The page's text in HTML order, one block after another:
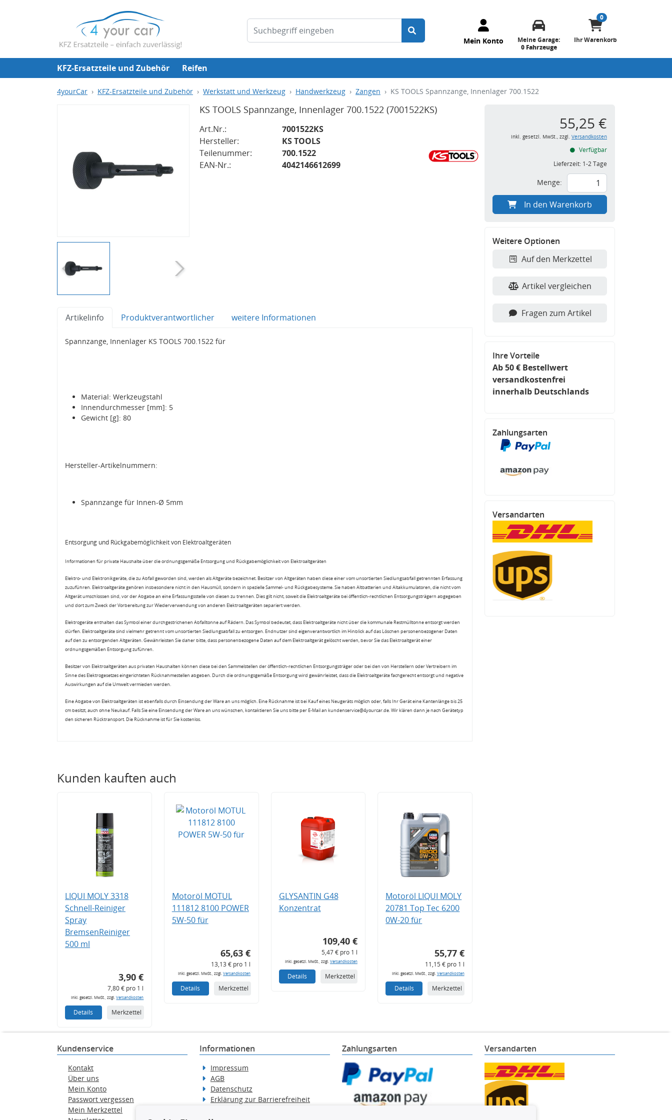
Mein Konto
Meine Garage:
0 Fahrzeuge
0
Ihr Warenkorb
KFZ-Ersatzteile und Zubehör Reifen
4yourCar KFZ-Ersatzteile und Zubehör Werkstatt und Werkzeug Handwerkzeug Zangen KS TOOLS Spannzange, Innenlager 700.1522
KS TOOLS Spannzange, Innenlager 700.1522 (7001522KS)
Art.Nr.:
7001522KS
Hersteller:
KS TOOLS
Teilenummer:
700.1522
EAN-Nr.:
4042146612699
Artikelinfo Produktverantwortlicher weitere Informationen
Spannzange, Innenlager KS TOOLS 700.1522 für
Material: Werkzeugstahl
Innendurchmesser [mm]: 5
Gewicht [g]: 80
Hersteller-Artikelnummern:
Spannzange für Innen-Ø 5mm
Entsorgung und Rückgabemöglichkeit von Elektroaltgeräten
Informationen für private Haushalte über die ordnungsgemäße Entsorgung und Rückgabemöglichkeit von Elektroaltgeräten
Elektro- und Elektronikgeräte, die zu Abfall geworden sind, werden als Altgeräte bezeichnet. Besitzer von Altgeräten haben diese einer vom unsortierten Siedlungsabfall getrennten Erfassung
zuzuführen. Elektroaltgeräte gehören insbesondere nicht in den Hausmüll, sondern in spezielle Sammel- und Rückgabesysteme. Sie haben Altbatterien und Altakkumulatoren, die nicht vom
Altgerät umschlossen sind, vor der Abgabe an eine Erfassungsstelle von diesen zu trennen. Dies gilt nicht, soweit die Elektroaltgeräte bei öffentlich-rechtlichen Entsorgungsträgern abgegeben
und dort zum Zweck der Vorbereitung zur Wiederverwendung von anderen Elektroaltgeräten separiert werden.
Elektrogeräte enthalten das Symbol einer durchgestrichenen Abfalltonne auf Rädern. Das Symbol bedeutet, dass Elektroaltgeräte nicht über die kommunale Restmülltonne entsorgt werden
dürfen. Elektroaltgeräte sind vielmehr getrennt vom unsortierten Siedlungsabfall zu entsorgen. Endnutzer sind eigenverantwortlich im Hinblick auf das Löschen personenbezogener Daten
auf den zu entsorgenden Altgeräten. Gewährleisten Sie daher bitte, dass personenbezogene Daten auf dem Elektroaltgerät gelöscht werden, bevor Sie das Elektroaltgerät einer
ordnungsgemäßen Entsorgung zuführen.
Besitzer von Elektroaltgeräten aus privaten Haushalten können diese bei den Sammelstellen der öffentlich-rechtlichen Entsorgungsträger oder bei den von Herstellern oder Vertreibern im
Sinne des Elektrogesetzes eingerichteten Rücknahmestellen abgeben. Durch die ordnungsgemäße Entsorgung wird gewährleistet, dass die Elektroaltgeräte fachgerecht entsorgt und negative
Auswirkungen auf die Umwelt vermieden werden.
Eine Abgabe von Elektroaltgeräten ist ebenfalls durch Einsendung der Ware an uns möglich. Eine Rücknahme ist bei Kauf eines Neugeräts möglich oder, falls Ihr Gerät eine Kantenlänge bis 25
cm besitzt, auch ohne Neukauf. Falls Sie eine Einsendung der Ware an uns wünschen, kontaktieren Sie uns bitte per E-Mail an kundenservice@4yourcar.de. Wir klären dann je nach Gerätetyp
den sicheren Rücktransport. Die Rücknahme ist für Sie kostenlos.
Kunden kauften auch
LIQUI MOLY 3318
Schnell-Reiniger
Spray
BremsenReiniger
500 ml
3,90 €
7,80 € pro 1 l
inkl. gesetzl. MwSt., zzgl.Versandkosten
Details Merkzettel
Motoröl MOTUL
111812 8100 POWER
5W-50 für
65,63 €
13,13 € pro 1 l
inkl. gesetzl. MwSt., zzgl.Versandkosten
Details Merkzettel
GLYSANTIN G48
Konzentrat
109,40 €
5,47 € pro 1 l
inkl. gesetzl. MwSt., zzgl. Versandkosten
Details Merkzettel
Motoröl LIQUI MOLY
20781 Top Tec 6200
0W-20 für
55,77 €
11,15 € pro 1 l
inkl. gesetzl. MwSt., zzgl. Versandkosten
Details Merkzettel
55,25 €
inkl. gesetzl. MwSt., zzgl. Versandkosten
Verfügbar
Lieferzeit: 1-2 Tage
Menge:
In den Warenkorb
Weitere Optionen
Auf den Merkzettel
Artikel vergleichen
Fragen zum Artikel
Ihre Vorteile
Ab 50 € Bestellwert
versandkostenfrei
innerhalb Deutschlands
Zahlungsarten
Versandarten
Kundenservice
Kontakt
Über uns
Mein Konto
Passwort vergessen
Mein Merkzettel
Informationen
Impressum
AGB
Datenschutz
Erklärung zur Barrierefreiheit
Zahlungsarten Versandarten